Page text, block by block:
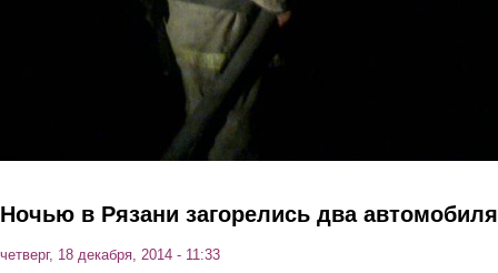
Ночью в Рязани загорелись два автомобиля
четверг, 18 декабря, 2014 - 11:33